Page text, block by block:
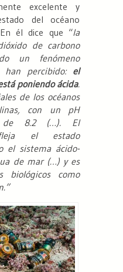
excelente y
del océano
él dice que “la
de carbono
un fenómeno
han percibido: el
poniendo ácida.
de los océanos
con un pH
de 8.2 (…). El
el estado
el sistema ácido-
de mar (…) y es
biológicos como